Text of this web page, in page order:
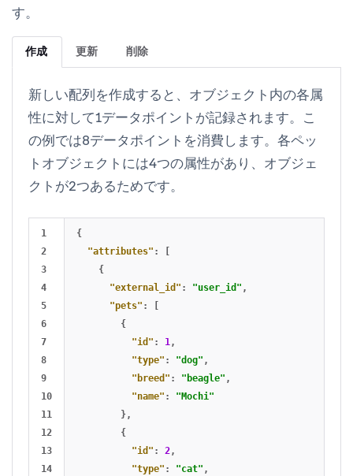
す。
作成 更新 削除
新しい配列を作成すると、オブジェクト内の各属
性に対して1データポイントが記録されます。こ
の例では8データポイントを消費します。各ペッ
トオブジェクトには4つの属性があり、オブジェ
クトが2つあるためです。
1
2
3
4
5
6
7
8
9
10
11
12
13
14
{
"attributes" :
{
"external_id" : "user_id" ,
"pets" :
{
"id" : 1,
"type" : "dog" ,
"breed" : "beagle" ,
"name" :
"Mochi"
},
{
"id" : 2,
"type" : "cat" ,